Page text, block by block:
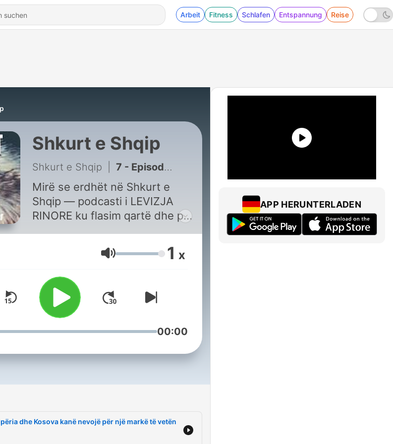
Arbeit Fitness Schlafen Entspannung Reise
Shkurt e Shqip
Shkurt e Shqip 7 - Episodi 5 – Pse Shqipëria dhe Kosova kanë nevojë për një markë të vetën të automjeteve
Mirë se erdhët në Shkurt e
Shqip — podcasti i LEVIZJA
RINORE ku flasim qartë dhe pa
hapur: bashkimi i Shqipërisë
dhe Kosovës, dhe ndërtimi i
edhe kur është e padëshiruar
nga të tjerët, edhe kur has
rezistencë politike e
ndërkombëtare. Këtu nuk
plane. Ligjore. Politike.
episod merr një temë dhe e
duhet bërë, nga kush, dhe në
Lautstärke 1 x
00:00
dhe Kosova kanë nevojë për një markë të vetën
APP HERUNTERLADEN